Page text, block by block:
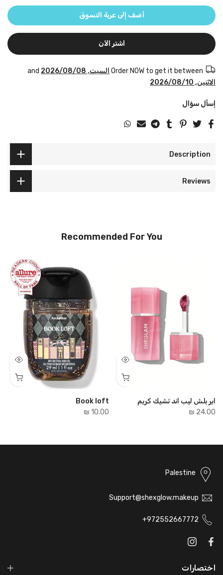
أضف إلى عربة التسوق
اشتر الآن
Order NOW to get it between السبت, 2026/08/08
الاثنين, 2026/08/10
إسأل سؤال
Description
Reviews
Recommended For You
اير بلش ليب اند تشيك كريم
24.00 ₪
Book loft
10.00 ₪
Palestine
Support@shexglow.makeup
972552667772+
اختصارات